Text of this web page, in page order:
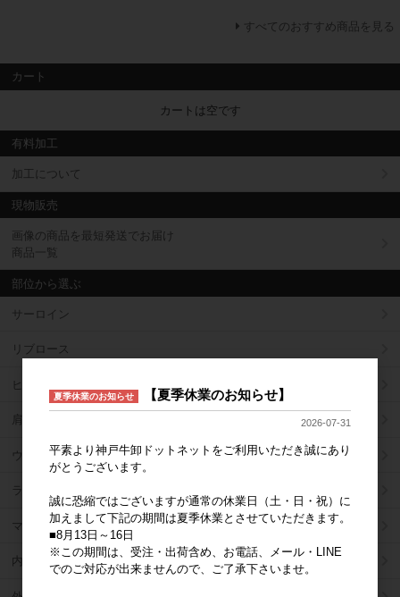
すべてのおすすめ商品を見る
カート
カートは空です
有料加工
加工について
現物販売
画像の商品を最短発送でお届け
商品一覧
部位から選ぶ
サーロイン
リブロース
ヒレ
肩ロース
ウデ（肩）
ラム（ランイチ）
マル（シンタマ）
内もも
夏季休業のお知らせ 【夏季休業のお知らせ】
2026-07-31
平素より神戸牛卸ドットネットをご利用いただき誠にあり
がとうございます。
誠に恐縮ではございますが通常の休業日（土・日・祝）に
加えまして下記の期間は夏季休業とさせていただきます。
■8月13日～16日
※この期間は、受注・出荷含め、お電話、メール・LINE
でのご対応が出来ませんので、ご了承下さいませ。